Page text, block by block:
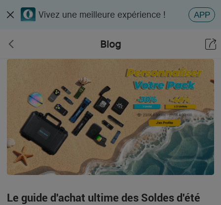
Vivez une meilleure expérience ! APP
Blog
Le guide d'achat ultime des Soldes d'été